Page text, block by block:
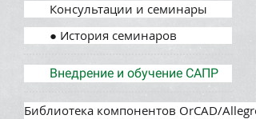
Консультации и семинары
● История семинаров
Внедрение и обучение САПР
Библиотека компонентов OrCAD/Allegro